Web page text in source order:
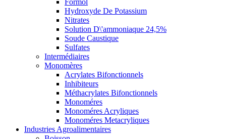
Formol
Hydroxyde De Potassium
Nitrates
Solution D\'ammoniaque 24,5%
Soude Caustique
Sulfates
Intermédiaires
Monomères
Acrylates Bifonctionnels
Inhibiteurs
Méthacrylates Bifonctionnels
Monoméres
Monoméres Acryliques
Monoméres Metacryliques
Industries Agroalimentaires